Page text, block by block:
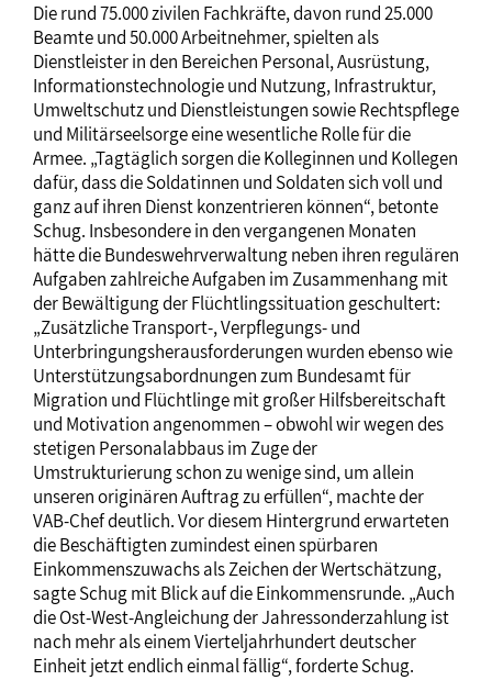
Die rund 75.000 zivilen Fachkräfte, davon rund 25.000
Beamte und 50.000 Arbeitnehmer, spielten als
Dienstleister in den Bereichen Personal, Ausrüstung,
Informationstechnologie und Nutzung, Infrastruktur,
Umweltschutz und Dienstleistungen sowie Rechtspflege
und Militärseelsorge eine wesentliche Rolle für die
Armee. „Tagtäglich sorgen die Kolleginnen und Kollegen
dafür, dass die Soldatinnen und Soldaten sich voll und
ganz auf ihren Dienst konzentrieren können“, betonte
Schug. Insbesondere in den vergangenen Monaten
hätte die Bundeswehrverwaltung neben ihren regulären
Aufgaben zahlreiche Aufgaben im Zusammenhang mit
der Bewältigung der Flüchtlingssituation geschultert:
„Zusätzliche Transport-, Verpflegungs- und
Unterbringungsherausforderungen wurden ebenso wie
Unterstützungsabordnungen zum Bundesamt für
Migration und Flüchtlinge mit großer Hilfsbereitschaft
und Motivation angenommen – obwohl wir wegen des
stetigen Personalabbaus im Zuge der
Umstrukturierung schon zu wenige sind, um allein
unseren originären Auftrag zu erfüllen“, machte der
VAB-Chef deutlich. Vor diesem Hintergrund erwarteten
die Beschäftigten zumindest einen spürbaren
Einkommenszuwachs als Zeichen der Wertschätzung,
sagte Schug mit Blick auf die Einkommensrunde. „Auch
die Ost-West-Angleichung der Jahressonderzahlung ist
nach mehr als einem Vierteljahrhundert deutscher
Einheit jetzt endlich einmal fällig“, forderte Schug.